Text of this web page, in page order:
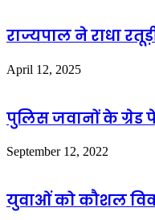
राज्यपाल ने राधा
April 12, 2025
पुलिस जवानों के ग्रेड
September 12, 2022
युवाओं को कौशल